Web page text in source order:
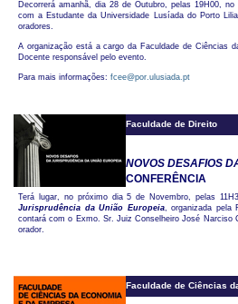
Decorrerá amanhã, dia 28 de Outubro, pelas 19H00,
com a Estudante da Universidade Lusíada do Porto
oradores.
A organização está a cargo da Faculdade de Ciências
Docente responsável pelo evento.
Para mais informações: fcee@por.ulusiada.pt
Faculdade de Direito
NOVOS DESAFIOS
CONFERÊNCIA
Terá lugar, no próximo dia 5 de Novembro, pelas
Jurisprudência da União Europeia, organizada pela
contará com o Exmo. Sr. Juiz Conselheiro José Narciso
orador.
Faculdade de Ciências